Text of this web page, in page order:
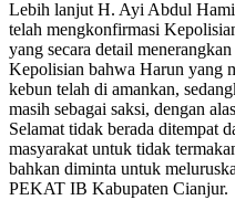
Lebih lanjut H. Ayi Abdul
telah mengkonfirmasi
yang secara detail
Kepolisian bahwa Harun yang
kebun telah di amankan,
masih sebagai saksi, dengan
Selamat tidak berada ditempat
masyarakat untuk tidak
bahkan diminta untuk
PEKAT IB Kabupaten Cianjur.